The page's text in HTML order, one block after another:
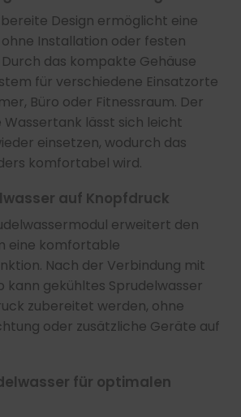
Design ermöglicht eine
Installation oder festen
das kompakte Gehäuse
für verschiedene Einsatzorte
Büro oder Fitnessraum. Der
lässt sich leicht
einsetzen, wodurch das
komfortabel wird.
auf Knopfdruck
erweitert den
eine komfortable
Nach der Verbindung mit
kann gekühltes Sprudelwasser
zubereitet werden, ohne
oder zusätzliche Geräte auf
für optimalen